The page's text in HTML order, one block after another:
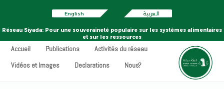
English العربية
Réseau Siyada: Pour une souveraineté populaire sur les systèmes alimentaires
et sur les ressources
Accueil Publications
Activités du réseau
Vidéos et Images
Declarations Nous?